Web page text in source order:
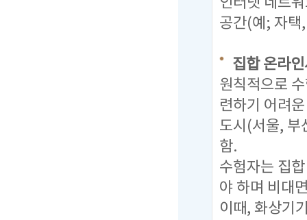
공간(예; 자택
집합 온라
원칙적으로
련하기 어려
도시(서울, 부
함.
수험자는 집
야 하며 비대
이때, 화상기